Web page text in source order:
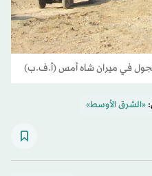
في ميران شاه أمس (أ.ف.ب)
«الشرق الأوسط»